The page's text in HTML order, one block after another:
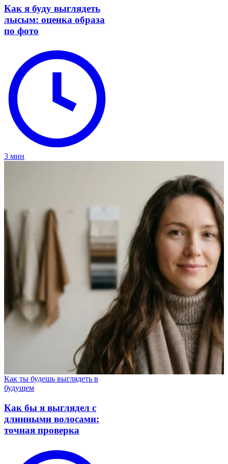
Как я буду выглядеть
лысым: оценка образа
по фото
3 мин
Как ты будешь выглядеть в
будущем
Как бы я выглядел с
длинными волосами:
точная проверка